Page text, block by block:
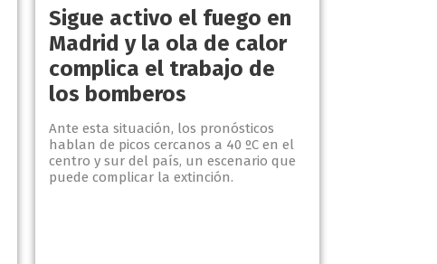
Sigue activo el fuego en
Madrid y la ola de calor
complica el trabajo de
los bomberos
Ante esta situación, los pronósticos
hablan de picos cercanos a 40 ºC en el
centro y sur del país, un escenario que
puede complicar la extinción.